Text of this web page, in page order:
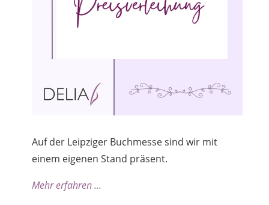
Auf der Leipziger Buchmesse sind wir mit
einem eigenen Stand präsent.
Mehr erfahren …